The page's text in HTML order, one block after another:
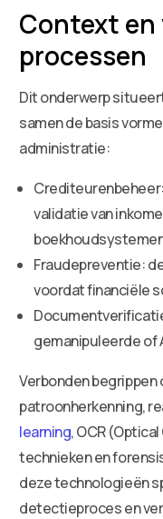
Context en
processen
Dit onderwerp
samen de basis
administratie:
validatie van
Fraudepreventie:
voordat financiële
gemanipuleerde
Verbonden
patroonherkenning,
learning, OCR
technieken en
deze technologieën
detectieproces en